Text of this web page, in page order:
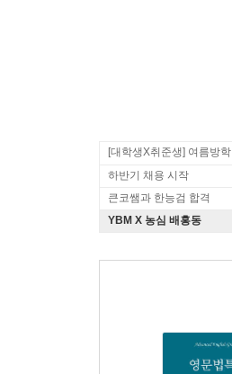
[대학생X취준생] 여름방학
하반기 채용 시작
큰코쌤과 한능검 합격
YBM X 농심 배홍동